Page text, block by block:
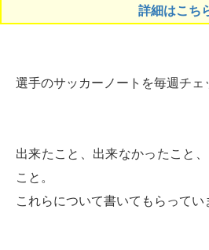
詳細はこち
選手のサッカーノートを毎週チェ
出来たこと、出来なかったこと
こと。
これらについて書いてもらってい